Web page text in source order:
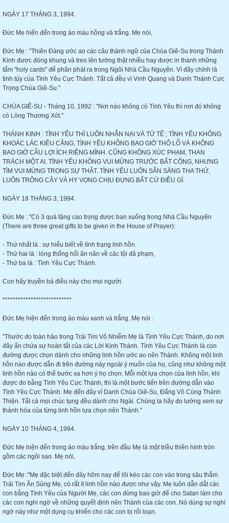
NGÀY 17 THÁNG 3, 1994.
Đức Mẹ hiến đến trong áo màu hồng và trắng. Mẹ nói,
Đức Mẹ : "Thiên Đàng ước ao các câu thành ngữ của Chúa Giê-Su trong Thánh
Kinh được đóng khung và treo lên tường thật nhiều hay được in thành những
tấm "holy cards" để phân phát ra trong Ngôi Nhà Cầu Nguyện. Vì đây chính là
tinh túy của Tình Yêu Cực Thánh. Tất cả đều vì Vinh Quang và Danh Thánh Cực
Trọng Chúa Giê-Su."
CHÚA GIÊ-SU - Tháng 10, 1992 : "Nơi nào không có Tình Yêu thì nơi đó không
có Lòng Thương Xót."
THÁNH KINH : TÌNH YÊU THÌ LUÔN NHẪN NẠI VÀ TỬ TẾ ; TÌNH YÊU KHÔNG
KHOÁC LÁC KIÊU CĂNG, TÌNH YÊU KHÔNG BAO GIỜ THÔ LỖ VÀ KHÔNG
BAO GIỜ CẦU LỢI ÍCH RIÊNG MÌNH. CŨNG KHÔNG XÚC PHẠM, THAN
TRÁCH MỘT AI. TÌNH YÊU KHÔNG VUI MỪNG TRƯỚC BẤT CÔNG, NHƯNG
TÌM VUI MỪNG TRONG SỰ THẬT. TÌNH YÊU LUÔN SẴN SÀNG THA THỨ,
LUÔN TRÔNG CẬY VÀ HY VỌNG CHỊU ĐỰNG BẤT CỨ ĐIỀU GÌ.
NGÀY 18 THÁNG 3, 1994.
Đức Mẹ : "Có 3 quà tặng cao trọng được ban xuống trong Nhà Cầu Nguyện
(There are three great gifts to be given in the House of Prayer):
- Thứ nhất là : sự hiểu biết về tình trạng linh hồn.
- Thứ hai là : lòng thống hối ăn năn về các tội đã phạm,
- Thứ ba là : Tình Yêu Cực Thánh.
Con hãy truyền bá điều này cho mọi người.
***************************
Đức Mẹ hiện đến trong áo màu xanh và trắng. Mẹ nói :
"Thước đo toàn hảo trong Trái Tim Vô Nhiễm Mẹ là Tình Yêu Cực Thánh, do nơi
đây ẩn chứa sự hoàn tất của các Lời Kinh Thánh. Tình Yêu Cực Thánh là con
đường được chọn dành cho những linh hồn ước ao nên Thánh. Không một linh
hồn nào được dẫn đi trên đường này ngoài ý muốn của họ, cũng như không một
linh hồn nào có thể bước xa hơn ý họ chọn. Mỗi một lựa chọn của linh hồn, khi
được đo bằng Tình Yêu Cực Thánh, thì là một bước tiến trên đường dẫn vào
Tình Yêu Cực Thánh. Mẹ đến đây vì Danh Chúa Giê-Su, Đấng Vô Cùng Thánh
Thiện. Tất cả mọi chúc tụng đều dành cho Ngài. Chúng ta hãy đo lường xem sự
thánh hóa của từng linh hồn lựa chọn nên Thánh."
NGÀY 10 THÁNG 4, 1994.
Đức Mẹ hiện đến trong áo màu trắng, trên đầu Mẹ là một triều thiên hình tròn
gồm các ngôi sao. Mẹ nói,
Đức Mẹ :"Mẹ đặc biệt đến đây hôm nay để lôi kéo các con vào trong sâu thẳm
Trái Tim Ân Sủng Mẹ, có rất ít linh hồn nào được như vậy. Mẹ luôn dẫn dắt các
con bằng Tình Yêu của Người Mẹ, các con đừng bao giờ để cho Satan làm cho
các con nghi ngờ về những quyết định nên Thánh của các con. Nó dùng sự nghi
ngờ này như một dụng cụ khiến cho các con bị rối loạn.